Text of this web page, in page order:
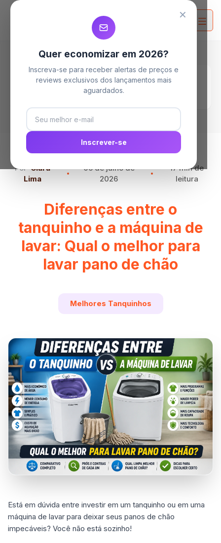
Home
Blog
Diferenças entre o tanquinho e a máquina de
lavar: Qual o melhor para lavar pano de chão
Por Clara
Lima
05 de julho de
2026
17 min de
leitura
Diferenças entre o
tanquinho e a máquina de
lavar: Qual o melhor para
lavar pano de chão
Melhores Tanquinhos
Está em dúvida entre investir em um tanquinho ou em uma
máquina de lavar para deixar seus panos de chão
impecáveis? Você não está sozinho!
✕
Quer economizar em 2026?
Inscreva-se para receber alertas de preços e
reviews exclusivos dos lançamentos mais
aguardados.
Inscrever-se